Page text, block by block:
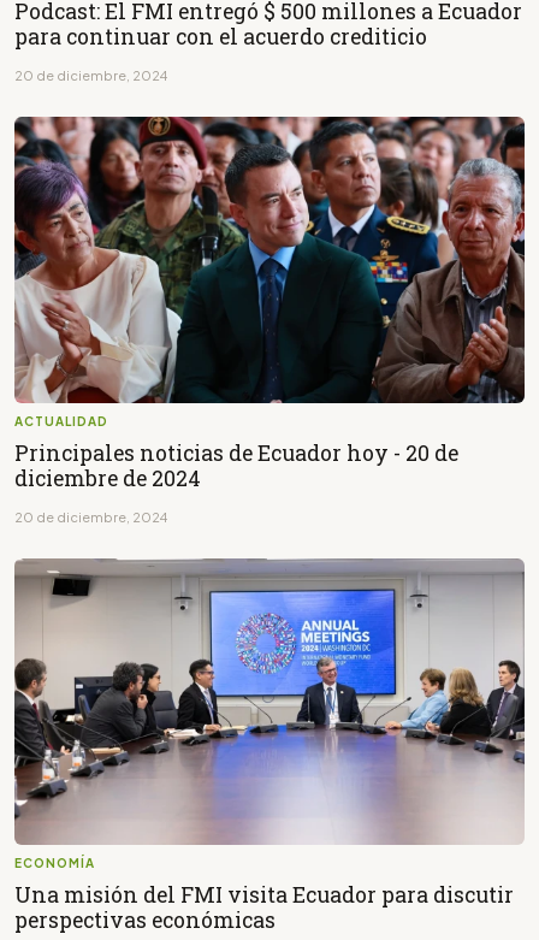
Podcast: El FMI entregó $ 500 millones a Ecuador
para continuar con el acuerdo crediticio
20 de diciembre, 2024
ACTUALIDAD
Principales noticias de Ecuador hoy - 20 de
diciembre de 2024
20 de diciembre, 2024
ECONOMÍA
Una misión del FMI visita Ecuador para discutir
perspectivas económicas